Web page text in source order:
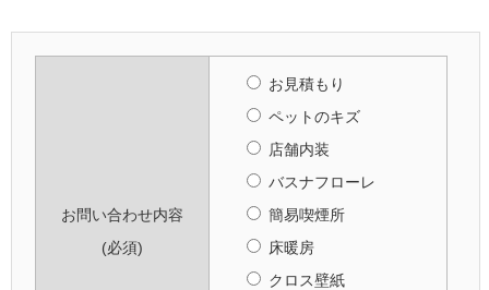
お問い合わせ内容
(必須)
お見積もり
ペットのキズ
店舗内装
バスナフローレ
簡易喫煙所
床暖房
クロス壁紙